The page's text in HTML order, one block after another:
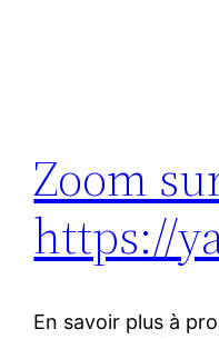
Zoom
https://
En savoir plus à